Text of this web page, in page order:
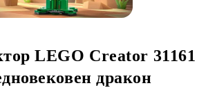
LEGO Creator 31161
дракон